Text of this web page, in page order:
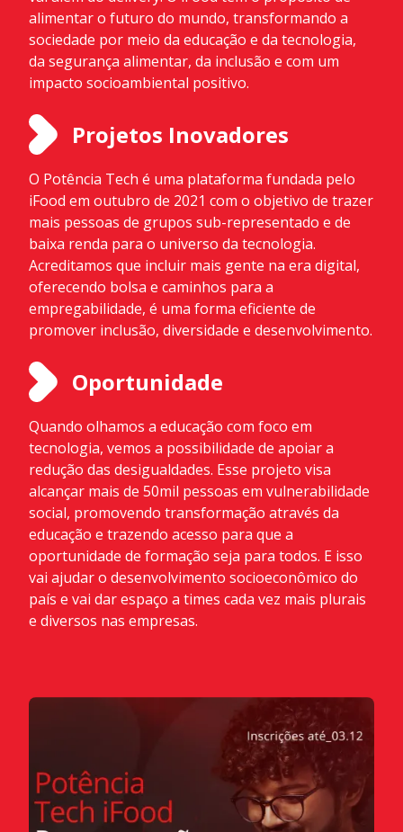
alimentar o futuro do mundo, transformando a
sociedade por meio da educação e da tecnologia,
da segurança alimentar, da inclusão e com um
impacto socioambiental positivo.
Projetos Inovadores
O Potência Tech é uma plataforma fundada pelo
iFood em outubro de 2021 com o objetivo de trazer
mais pessoas de grupos sub-representado e de
baixa renda para o universo da tecnologia.
Acreditamos que incluir mais gente na era digital,
oferecendo bolsa e caminhos para a
empregabilidade, é uma forma eficiente de
promover inclusão, diversidade e desenvolvimento.
Oportunidade
Quando olhamos a educação com foco em
tecnologia, vemos a possibilidade de apoiar a
redução das desigualdades. Esse projeto visa
alcançar mais de 50mil pessoas em vulnerabilidade
social, promovendo transformação através da
educação e trazendo acesso para que a
oportunidade de formação seja para todos. E isso
vai ajudar o desenvolvimento socioeconômico do
país e vai dar espaço a times cada vez mais plurais
e diversos nas empresas.